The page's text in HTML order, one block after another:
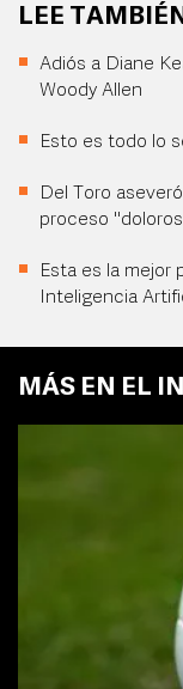
LEE TAMBIÉN
Adiós a Diane
Woody Allen
Esto es todo lo
Del Toro
proceso
Esta es la mejor
Inteligencia
MÁS EN EL